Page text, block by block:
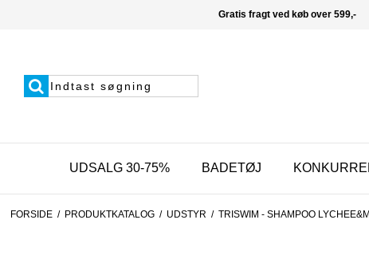
Gratis fragt ved køb over 599,-
UDSALG 30-75% BADETØJ
FORSIDE / PRODUKTKATALOG / UDSTYR / TRISWIM - SHAMPOO